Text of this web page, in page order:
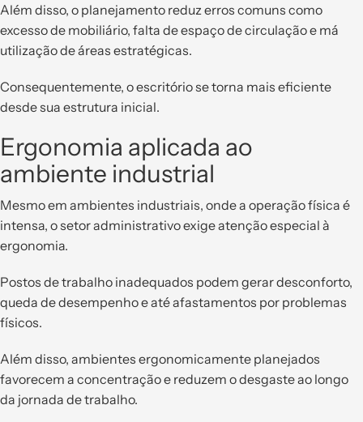
Além disso, o planejamento reduz erros comuns como
excesso de mobiliário, falta de espaço de circulação e má
utilização de áreas estratégicas.
Consequentemente, o escritório se torna mais eficiente
desde sua estrutura inicial.
Ergonomia aplicada ao
ambiente industrial
Mesmo em ambientes industriais, onde a operação física é
intensa, o setor administrativo exige atenção especial à
ergonomia.
Postos de trabalho inadequados podem gerar desconforto,
queda de desempenho e até afastamentos por problemas
físicos.
Além disso, ambientes ergonomicamente planejados
favorecem a concentração e reduzem o desgaste ao longo
da jornada de trabalho.